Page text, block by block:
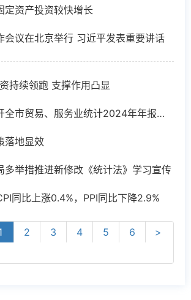
定资产投资较快增长
会议在北京举行 习近平发表重要讲话
持续领跑 支撑作用凸显
市统计局召开全市贸易、服务业统计2024年年报暨2025年定报培训会
落地显效
多举措推进新修改《统计法》学习宣传
同比上涨0.4%，PPI同比下降2.9%
2 3 4 5 6
>